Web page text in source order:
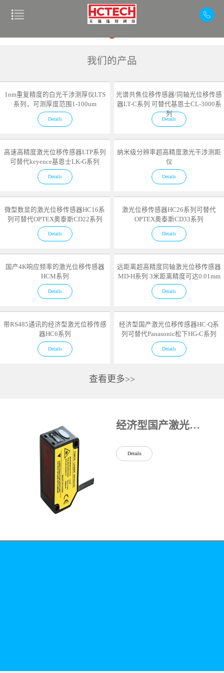
我们的产品
1nm重复精度的白光干涉测厚仪LTS
系列，可测厚度范围1-100um
Details
光谱共焦位移传感器/同轴光位移传感
器LT-C系列 可替代基恩士CL-3000系
列
Details
高速高精度激光位移传感器LTP系列
可替代keyence基恩士LK-G系列
Details
纳米级分辨率超高精度激光干涉测距
仪
Details
微型数显的激光位移传感器HC16系
列可替代OPTEX奥泰斯CD22系列
Details
激光位移传感器HC26系列可替代
OPTEX奥泰斯CD33系列
Details
国产4K响应频率的激光位移传感器
HCM系列
Details
远距离超高精度同轴激光位移传感器
MD-H系列 3米距离精度可达0.01mm
Details
带RS485通讯的经济型激光位移传感
器HC6系列
Details
经济型国产激光位移传感器HC-Q系
列可替代Panasonic松下HG-C系列
Details
查看更多>>
经济型国产激光位移传感器HC-Q系列可替代Panasonic松下HG-C系列
Details
有